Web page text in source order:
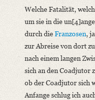
German
Welche Fatalität,
um sie in die
durch dieFranzosen,
zur Abreise von dort
nach einem langen
sich an den Coadjutor
ob der Coadjutor sich
Anfange schlug ich